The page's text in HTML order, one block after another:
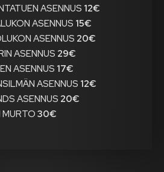
ASENNUS 12€
ASENNUS 15€
ASENNUS 20€
ASENNUS 29€
ASENNUS 17€
ASENNUS 12€
ASENNUS 20€
MURTO 30€